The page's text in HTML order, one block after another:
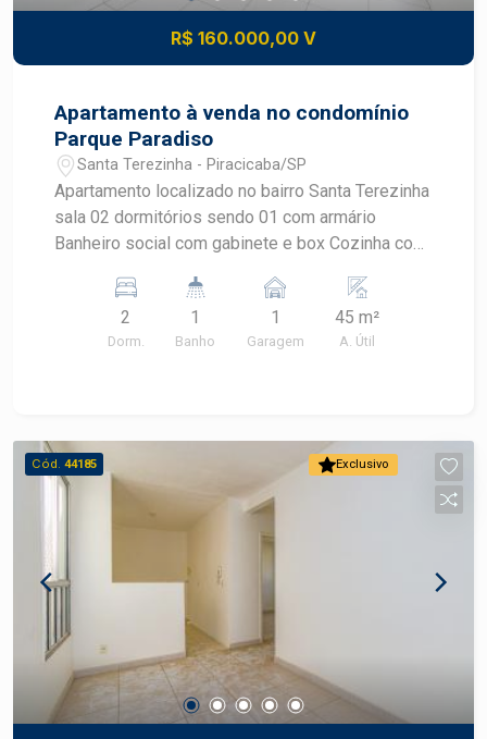
R$ 160.000,00 V
Apartamento à venda no condomínio
Parque Paradiso
Santa Terezinha - Piracicaba/SP
Apartamento localizado no bairro Santa Terezinha
sala 02 dormitórios sendo 01 com armário
Banheiro social com gabinete e box Cozinha com
Portaria 24 horas Condomínio oferece área de
lazer com salão de festas, playground, salão de
jogos, quadra, churrasqueira, piscina adulto e
2
Dorm.
1
Banho
1
Garagem
45 m²
A. Útil
Exclusivo
Cód. 44185